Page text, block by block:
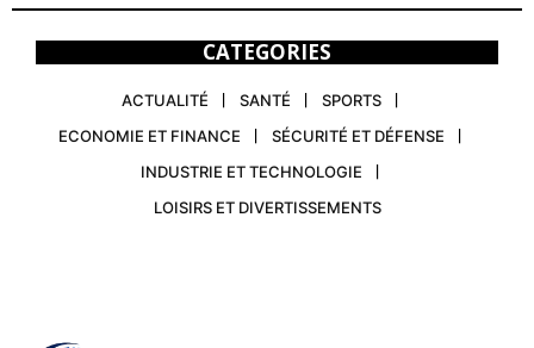
CATEGORIES
ACTUALITÉ SANTÉ
SPORTS
ECONOMIE ET FINANCE
SÉCURITÉ ET DÉFENSE
INDUSTRIE ET TECHNOLOGIE
LOISIRS ET DIVERTISSEMENTS